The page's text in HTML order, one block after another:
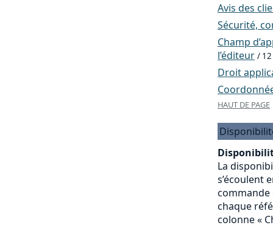
Avis des
Sécurité,
Champ
l’éditeur / 12
Droit
HAUT DE PAGE
La
s’écoulent
commande
chaque
colonne «